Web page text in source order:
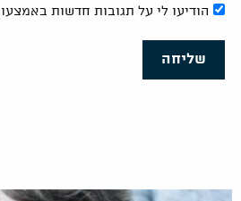
הודיעו לי על תגובות חדשות
שליחה